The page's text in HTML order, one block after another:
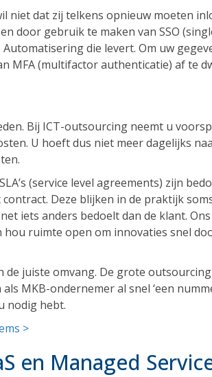
niet dat zij telkens opnieuw moeten
door gebruik te maken van SSO
die levert. Om uw
MFA (multifactor authenticatie) af te
Bij ICT-outsourcing neemt u
U hoeft dus niet meer dagelijks
(service level agreements) zijn
Deze blijken in de praktijk
iets anders bedoelt dan de klant.
ruimte open om innovaties snel
de juiste omvang. De grote
MKB-ondernemer al snel ‘een
nodig hebt.
>
en Managed